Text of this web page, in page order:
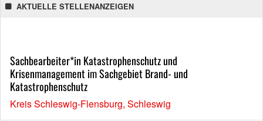
AKTUELLE STELLENANZEIGEN
Sachbearbeiter*in Katastrophenschutz und
Krisenmanagement im Sachgebiet Brand- und
Katastrophenschutz
Kreis Schleswig-Flensburg, Schleswig